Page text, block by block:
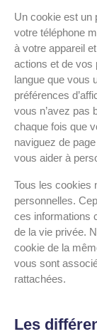
Un cookie est un
votre téléphone
à votre appareil
actions et de vos
langue que vous
préférences
vous n’avez pas
chaque fois que
naviguez de
vous aider à
Tous les cookies
personnelles.
ces informations
de la vie privée.
cookie de la
vous sont
rattachées.
Les